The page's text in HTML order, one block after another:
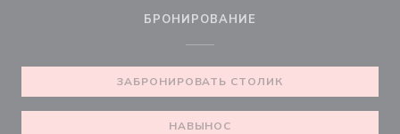
БРОНИРОВАНИЕ
ЗАБРОНИРОВАТЬ СТОЛИК
НАВЫНОС